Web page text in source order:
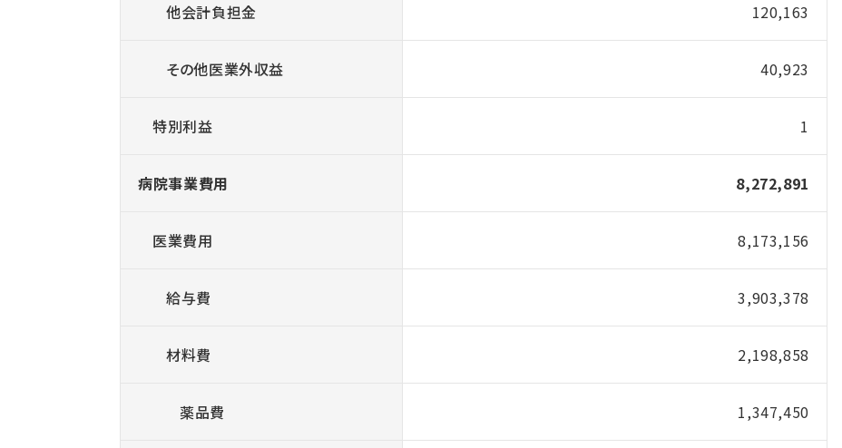
他会計負担金 120,163
その他医業外収益 40,923
特別利益 1
病院事業費用 8,272,891
医業費用 8,173,156
給与費 3,903,378
材料費 2,198,858
薬品費 1,347,450